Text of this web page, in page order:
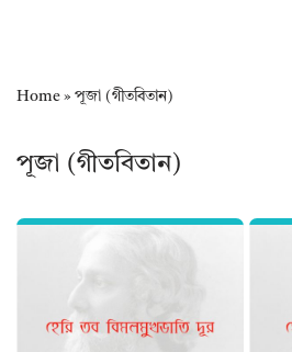
Home » পূজা (গীতবিতান)
পূজা (গীতবিতান)